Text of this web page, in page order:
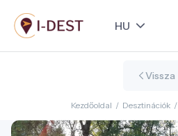
Ugrás
a
tartalomra
Vissza
Kezdőoldal / Desztinációk /